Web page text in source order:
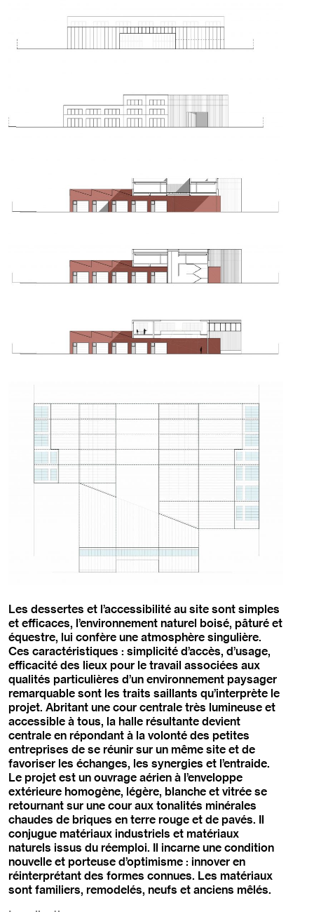
Les dessertes et l’accessibilité au site sont simples
et efficaces, l’environnement naturel boisé, pâturé et
équestre, lui confère une atmosphère singulière.
Ces caractéristiques : simplicité d’accès, d’usage,
efficacité des lieux pour le travail associées aux
qualités particulières d’un environnement paysager
remarquable sont les traits saillants qu’interprète le
projet. Abritant une cour centrale très lumineuse et
accessible à tous, la halle résultante devient
centrale en répondant à la volonté des petites
entreprises de se réunir sur un même site et de
favoriser les échanges, les synergies et l’entraide.
Le projet est un ouvrage aérien à l’enveloppe
extérieure homogène, légère, blanche et vitrée se
retournant sur une cour aux tonalités minérales
chaudes de briques en terre rouge et de pavés. Il
conjugue matériaux industriels et matériaux
naturels issus du réemploi. Il incarne une condition
nouvelle et porteuse d’optimisme : innover en
réinterprétant des formes connues. Les matériaux
sont familiers, remodelés, neufs et anciens mêlés.